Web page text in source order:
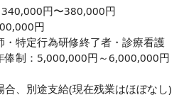
でないと、利用者様に対していい
います。
境作りを行い、今後も増え続ける
しています！
円〜380,000円
円
特定行為研修終了者・診療看護
俸制：5,000,000円～6,000,000円
、別途支給(現在残業はほぼなし)